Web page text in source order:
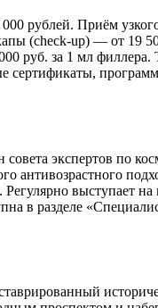
рублей. Приём
(check-up) — от 19
за 1 мл филлера.
сертификаты,
экспертов по
антивозрастного
выступает
в разделе